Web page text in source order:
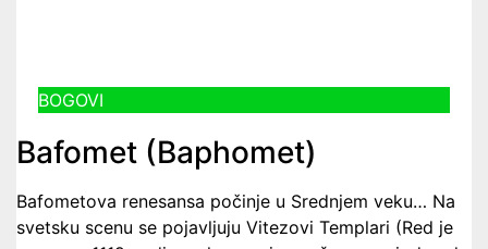
BOGOVI
Bafomet (Baphomet)
Bafometova renesansa počinje u Srednjem veku… Na
svetsku scenu se pojavljuju Vitezovi Templari (Red je